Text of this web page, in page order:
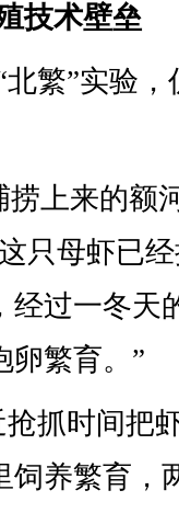
技术壁垒
繁”实验
捞上来的额
只母虾已
经过一冬天
卵繁育。”
抓时间把
饲养繁育，